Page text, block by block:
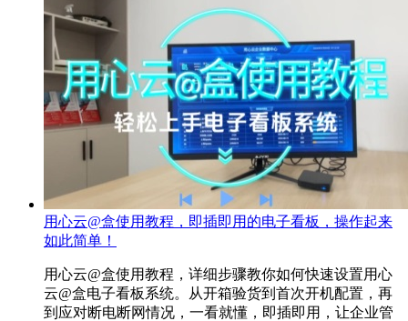
用心云@盒使用教程，即插即用的电子看板，操作起来
如此简单！
用心云@盒使用教程，详细步骤教你如何快速设置用心
云@盒电子看板系统。从开箱验货到首次开机配置，再
到应对断电断网情况，一看就懂，即插即用，让企业管